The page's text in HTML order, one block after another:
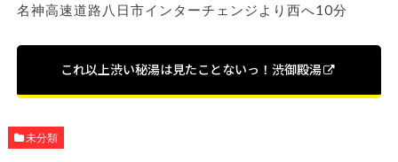
名神高速道路八日市インターチェンジより西へ10分
これ以上渋い秘湯は見たことないっ！渋御殿湯
未分類